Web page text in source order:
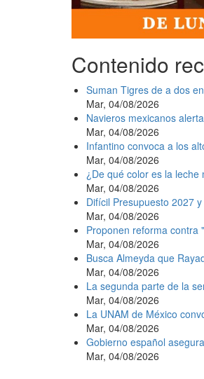
Contenido
Suman Tigres de a dos
Mar, 04/08/2026
Navieros mexicanos
Mar, 04/08/2026
Infantino convoca a los
Mar, 04/08/2026
¿De qué color es la leche
Mar, 04/08/2026
Difícil Presupuesto 2027
Mar, 04/08/2026
Proponen reforma contra
Mar, 04/08/2026
Busca Almeyda que
Mar, 04/08/2026
La segunda parte de la
Mar, 04/08/2026
La UNAM de México
Mar, 04/08/2026
Gobierno español
Mar, 04/08/2026